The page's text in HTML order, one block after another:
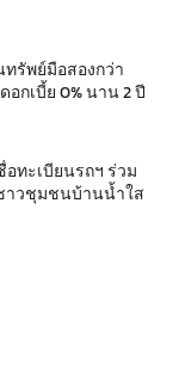
รัพย์มือสองกว่า
กเบี้ย 0% นาน 2 ปี
ทะเบียนรถฯ ร่วม
าวชุมชนบ้านน้ำใส